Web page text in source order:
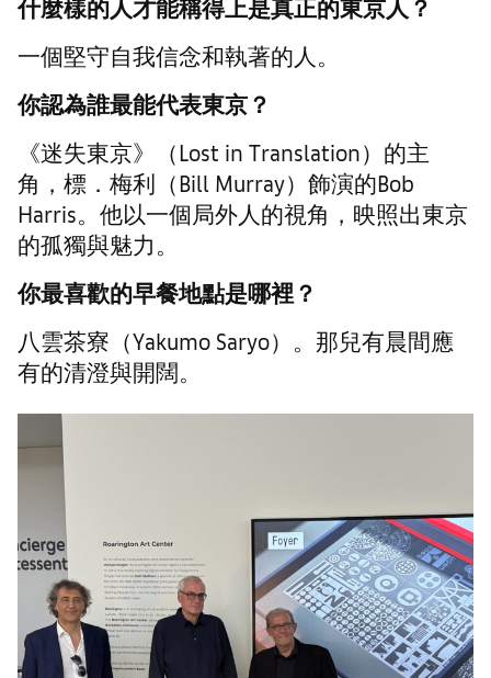
什麼樣的人才能稱得上是真正的東京人？
一個堅守自我信念和執著的人。
你認為誰最能代表東京？
《迷失東京》（Lost in Translation）的主
角，標．梅利（Bill Murray）飾演的Bob
Harris。他以一個局外人的視角，映照出東京
的孤獨與魅力。
你最喜歡的早餐地點是哪裡？
八雲茶寮（Yakumo Saryo）。那兒有晨間應
有的清澄與開闊。